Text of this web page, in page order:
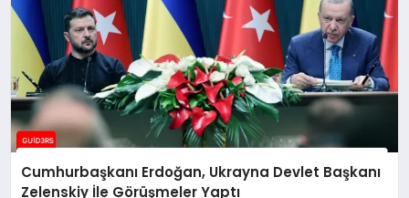
Cumhurbaşkanı Erdoğan, Ukrayna Devlet Başkanı
Zelenskiy İle Görüşmeler Yaptı